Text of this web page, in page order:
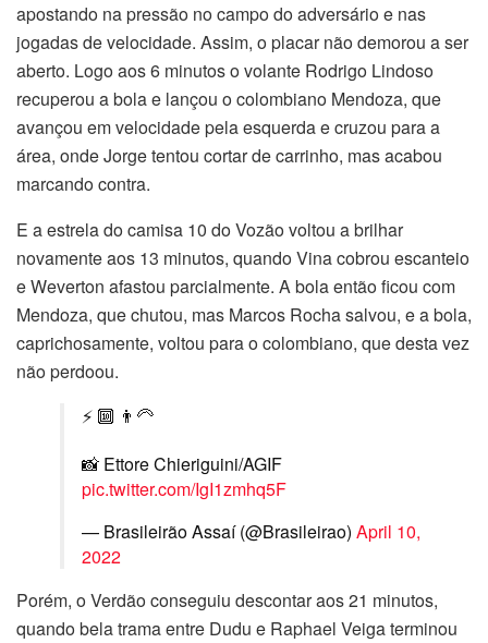
apostando na pressão no campo do adversário e nas
jogadas de velocidade. Assim, o placar não demorou a ser
aberto. Logo aos 6 minutos o volante Rodrigo Lindoso
recuperou a bola e lançou o colombiano Mendoza, que
avançou em velocidade pela esquerda e cruzou para a
área, onde Jorge tentou cortar de carrinho, mas acabou
marcando contra.
E a estrela do camisa 10 do Vozão voltou a brilhar
novamente aos 13 minutos, quando Vina cobrou escanteio
e Weverton afastou parcialmente. A bola então ficou com
Mendoza, que chutou, mas Marcos Rocha salvou, e a bola,
caprichosamente, voltou para o colombiano, que desta vez
não perdoou.
⚡️ 🔟 👨‍🦳
📸 Ettore Chieriguini/AGIF
pic.twitter.com/IgI1zmhq5F
— Brasileirão Assaí (@Brasileirao) April 10,
2022
Porém, o Verdão conseguiu descontar aos 21 minutos,
quando bela trama entre Dudu e Raphael Veiga terminou